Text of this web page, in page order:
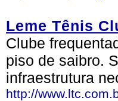
Leme Tênis
Clube
piso de saibro.
infraestrutura
http://